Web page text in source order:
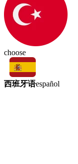
choose
西班牙语español